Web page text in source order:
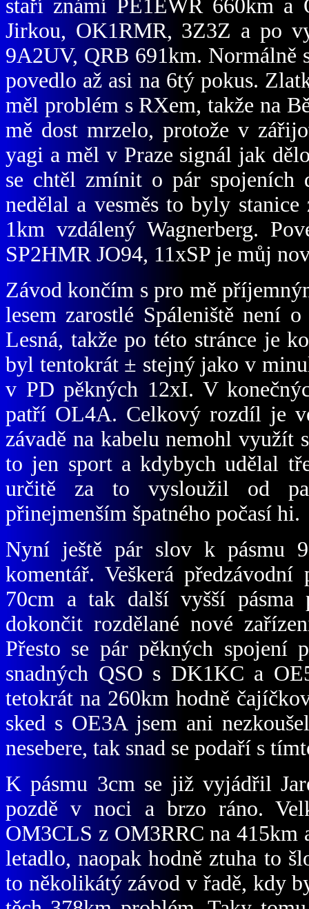
staří známí PE1EWR 660km a
Jirkou, OK1RMR, 3Z3Z a po
9A2UV, QRB 691km. Normálně
povedlo až asi na 6tý pokus.
měl problém s RXem, takže na
mě dost mrzelo, protože v
yagi a měl v Praze signál jak
se chtěl zmínit o pár spojeních
nedělal a vesměs to byly
1km vzdálený Wagnerberg.
SP2HMR JO94, 11xSP je můj
Závod končím s pro mě
lesem zarostlé Spáleniště není
Lesná, takže po této stránce je
byl tentokrát ± stejný jako v
v PD pěkných 12xI. V
patří OL4A. Celkový rozdíl je
závadě na kabelu nemohl využít
to jen sport a kdybych udělal
určitě za to vysloužil od
přinejmenším špatného počasí hi.
Nyní ještě pár slov k pásmu
komentář. Veškerá
70cm a tak další vyšší pásma
dokončit rozdělané nové
Přesto se pár pěkných spojení
snadných QSO s DK1KC a
tetokrát na 260km hodně
sked s OE3A jsem ani
nesebere, tak snad se podaří s
K pásmu 3cm se již vyjádřil
pozdě v noci a brzo ráno.
OM3CLS z OM3RRC na
letadlo, naopak hodně ztuha to
to několikátý závod v řadě, kdy